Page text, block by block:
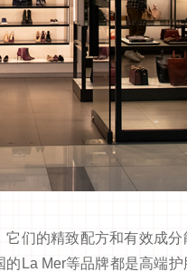
们的精致配方和有效成
La Mer等品牌都是高端